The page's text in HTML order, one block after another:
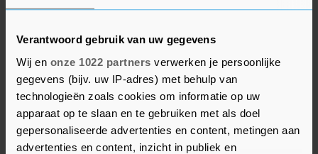
Verantwoord gebruik van uw gegevens
Wij en onze 1022 partners verwerken je persoonlijke
gegevens (bijv. uw IP-adres) met behulp van
technologieën zoals cookies om informatie op uw
apparaat op te slaan en te gebruiken met als doel
gepersonaliseerde advertenties en content, metingen aan
advertenties en content, inzicht in publiek en